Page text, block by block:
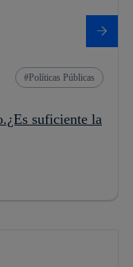
Políticas Públicas
suficiente la